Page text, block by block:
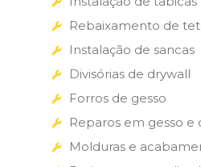
Rebaixamento de
Instalação de sancas
Divisórias de drywall
Forros de gesso
Reparos em gesso e
Molduras e